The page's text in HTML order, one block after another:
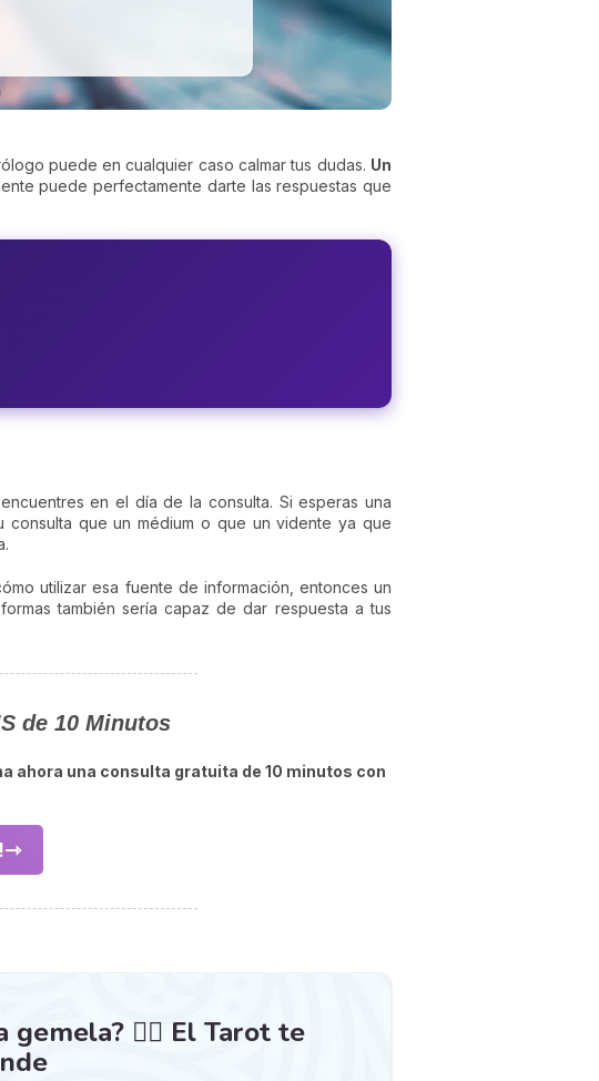
puede en cualquier caso calmar tus dudas. Un
puede perfectamente darte las respuestas que
en el día de la consulta. Si esperas una
consulta que un médium o que un vidente ya que
utilizar esa fuente de información, entonces un
también sería capaz de dar respuesta a tus
de 10 Minutos
ahora una consulta gratuita de 10 minutos con
❤️‍🔥 El Tarot te